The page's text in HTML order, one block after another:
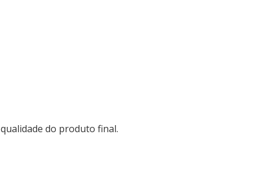
do produto final.